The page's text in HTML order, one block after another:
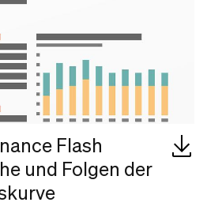
Flash
und Folgen der